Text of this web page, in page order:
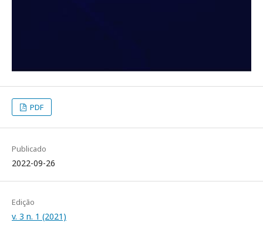
PDF
Publicado
2022-09-26
Edição
v. 3 n. 1 (2021)